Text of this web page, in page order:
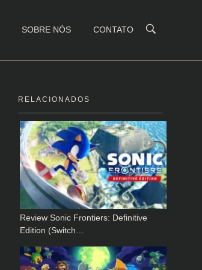
SOBRE NÓS CONTATO
RELACIONADOS
Review Sonic Frontiers: Definitive
Edition (Switch…